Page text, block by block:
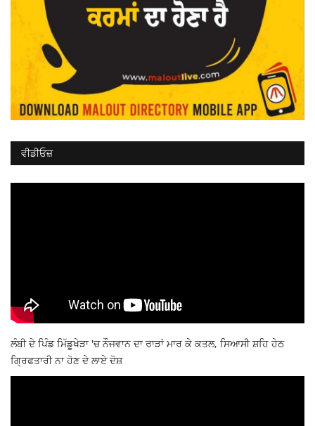
ਵੀਡੀਓਜ਼
ਲੰਬੀ ਦੇ ਪਿੰਡ ਮਿੱਡੂਖੇੜਾ 'ਚ ਨੌਜਵਾਨ ਦਾ ਰਾੜਾਂ ਮਾਰ ਕੇ ਕਤਲ, ਸਿਆਸੀ ਸ਼ਹਿ ਹੇਠ
ਗ੍ਰਿਫਤਾਰੀ ਨਾ ਹੋਣ ਦੇ ਲਾਏ ਦੋਸ਼